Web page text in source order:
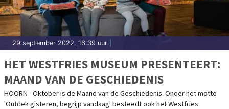
29 september 2022, 16:39 uur
HET WESTFRIES MUSEUM PRESENTEERT:
MAAND VAN DE GESCHIEDENIS
HOORN - Oktober is de Maand van de Geschiedenis. Onder het motto
'Ontdek gisteren, begrijp vandaag' besteedt ook het Westfries